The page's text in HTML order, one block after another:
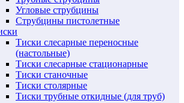
Угловые струбцины
Струбцины пистолетные
Тиски слесарные переносные
(настольные)
Тиски слесарные стационарные
Тиски станочные
Тиски столярные
Тиски трубные откидные (для труб)